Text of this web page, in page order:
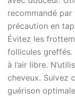
recommandé
précaution en
Évitez les
follicules greffés.
à l’air libre.
cheveux. Suivez
guérison